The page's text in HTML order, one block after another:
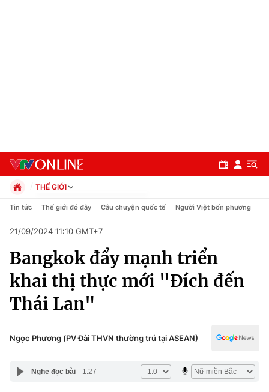
Chuyên mục
Chính trị
Xã hội
Pháp luật
Y tế
THẾ GIỚI
Chính trị
Pháp luật
Kinh tế
Thể thao
Truyền hình
Văn hóa - Giải trí
Công nghệ
Tin tức Thế giới đó đây Câu chuyện quốc tế Người Việt bốn phương
21/09/2024 11:10 GMT+7
Bangkok đẩy mạnh triển
khai thị thực mới "Đích đến
Thái Lan"
Ngọc Phương (PV Đài THVN thường trú tại ASEAN)
Nghe đọc bài 1:27